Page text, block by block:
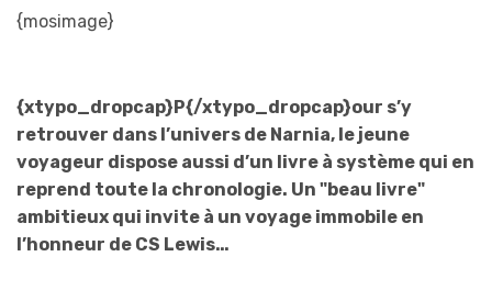
{mosimage}
{xtypo_dropcap}P{/xtypo_dropcap}our s’y
retrouver dans l’univers de Narnia, le jeune
voyageur dispose aussi d’un livre à système qui en
reprend toute la chronologie. Un "beau livre"
ambitieux qui invite à un voyage immobile en
l’honneur de CS Lewis…